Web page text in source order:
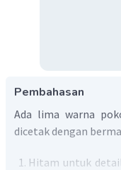
Pembahasan
Ada lima warna
dicetak dengan
Hitam untuk